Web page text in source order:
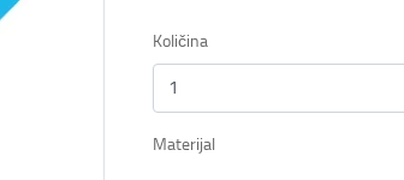
Količina
Materijal